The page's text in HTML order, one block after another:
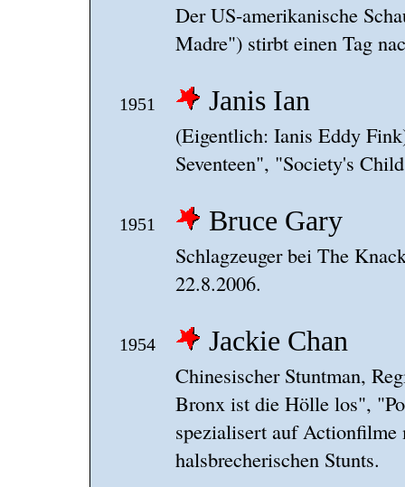
Der US-amerikanische
Madre") stirbt einen Tag
1951 Janis Ian
(Eigentlich: Ianis Eddy
Seventeen", "Society's
1951 Bruce Gary
Schlagzeuger bei The
22.8.2006.
1954 Jackie Chan
Chinesischer Stuntman,
Bronx ist die Hölle los",
spezialisert auf
halsbrecherischen Stunts.